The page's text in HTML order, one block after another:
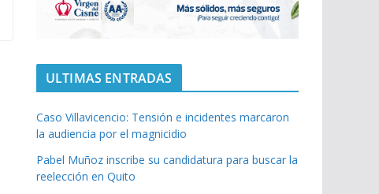
ULTIMAS ENTRADAS
Caso Villavicencio: Tensión e incidentes marcaron
la audiencia por el magnicidio
Pabel Muñoz inscribe su candidatura para buscar la
reelección en Quito